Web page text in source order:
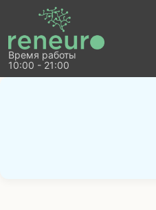
Время работы
10:00 - 21:00